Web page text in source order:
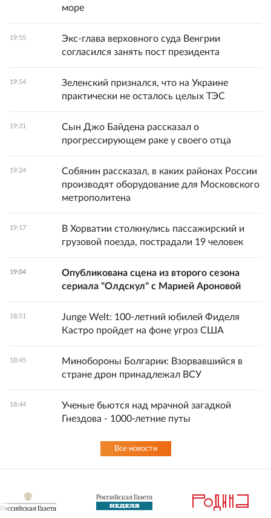
море
19:55
Экс-глава верховного суда Венгрии
согласился занять пост президента
19:54
Зеленский признался, что на Украине
практически не осталось целых ТЭС
19:31
Сын Джо Байдена рассказал о
прогрессирующем раке у своего отца
19:24
Собянин рассказал, в каких районах России
производят оборудование для Московского
метрополитена
19:17
В Хорватии столкнулись пассажирский и
грузовой поезда, пострадали 19 человек
19:04
Опубликована сцена из второго сезона
сериала "Олдскул" с Марией Ароновой
18:51
Junge Welt: 100-летний юбилей Фиделя
Кастро пройдет на фоне угроз США
18:45
Минобороны Болгарии: Взорвавшийся в
стране дрон принадлежал ВСУ
18:44
Ученые бьются над мрачной загадкой
Гнездова - 1000-летние путы
Все новости